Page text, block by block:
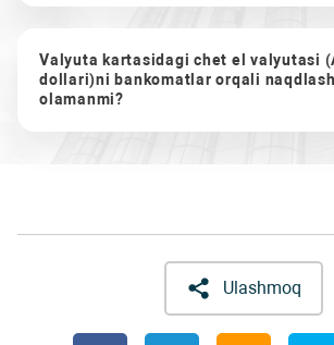
Valyuta kartasidagi chet el valyutasi
dollari)ni bankomatlar orqali
olamanmi?
Ulashmoq